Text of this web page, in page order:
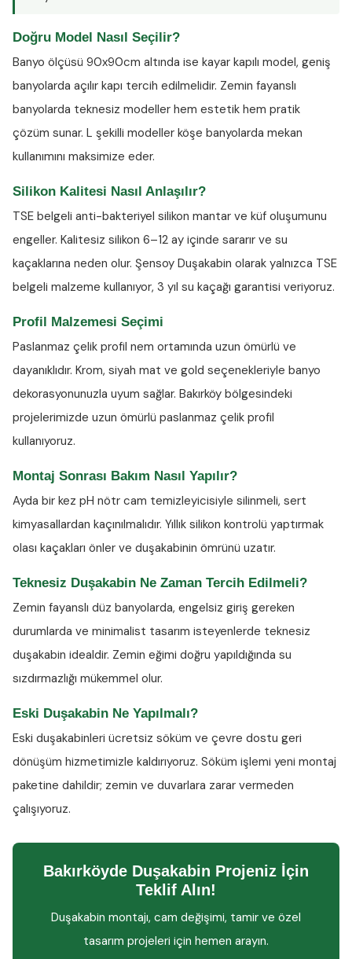
Doğru Model Nasıl Seçilir?
Banyo ölçüsü 90x90cm altında ise kayar kapılı model, geniş
banyolarda açılır kapı tercih edilmelidir. Zemin fayanslı
banyolarda teknesiz modeller hem estetik hem pratik
çözüm sunar. L şekilli modeller köşe banyolarda mekan
kullanımını maksimize eder.
Silikon Kalitesi Nasıl Anlaşılır?
TSE belgeli anti-bakteriyel silikon mantar ve küf oluşumunu
engeller. Kalitesiz silikon 6–12 ay içinde sararır ve su
kaçaklarına neden olur. Şensoy Duşakabin olarak yalnızca TSE
belgeli malzeme kullanıyor, 3 yıl su kaçağı garantisi veriyoruz.
Profil Malzemesi Seçimi
Paslanmaz çelik profil nem ortamında uzun ömürlü ve
dayanıklıdır. Krom, siyah mat ve gold seçenekleriyle banyo
dekorasyonunuzla uyum sağlar. Bakırköy bölgesindeki
projelerimizde uzun ömürlü paslanmaz çelik profil
kullanıyoruz.
Montaj Sonrası Bakım Nasıl Yapılır?
Ayda bir kez pH nötr cam temizleyicisiyle silinmeli, sert
kimyasallardan kaçınılmalıdır. Yıllık silikon kontrolü yaptırmak
olası kaçakları önler ve duşakabinin ömrünü uzatır.
Teknesiz Duşakabin Ne Zaman Tercih Edilmeli?
Zemin fayanslı düz banyolarda, engelsiz giriş gereken
durumlarda ve minimalist tasarım isteyenlerde teknesiz
duşakabin idealdir. Zemin eğimi doğru yapıldığında su
sızdırmazlığı mükemmel olur.
Eski Duşakabin Ne Yapılmalı?
Eski duşakabinleri ücretsiz söküm ve çevre dostu geri
dönüşüm hizmetimizle kaldırıyoruz. Söküm işlemi yeni montaj
paketine dahildir; zemin ve duvarlara zarar vermeden
çalışıyoruz.
Bakırköyde Duşakabin Projeniz İçin
Teklif Alın!
Duşakabin montajı, cam değişimi, tamir ve özel
tasarım projeleri için hemen arayın.